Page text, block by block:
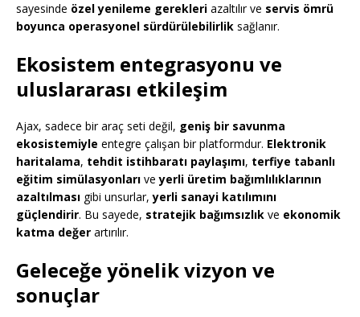
sayesinde özel yenileme gerekleri azaltılır ve servis ömrü
boyunca operasyonel sürdürülebilirlik sağlanır.
Ekosistem entegrasyonu ve
uluslararası etkileşim
Ajax, sadece bir araç seti değil, geniş bir savunma
ekosistemiyle entegre çalışan bir platformdur. Elektronik
haritalama, tehdit istihbaratı paylaşımı, terfiye tabanlı
eğitim simülasyonları veyerli üretim bağımlılıklarının
azaltılması gibi unsurlar,yerli sanayi katılımını
güçlendirir. Bu sayede, stratejik bağımsızlık ve ekonomik
katma değer artırılır.
Geleceğe yönelik vizyon ve
sonuçlar